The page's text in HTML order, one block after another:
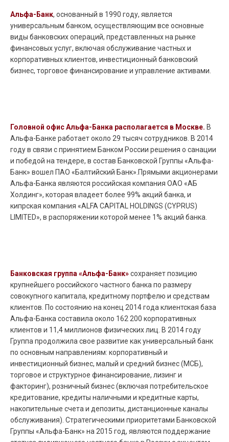
Альфа-Банк, основанный в 1990 году, является
универсальным банком, осуществляющим все основные
виды банковских операций, представленных на рынке
финансовых услуг, включая обслуживание частных и
корпоративных клиентов, инвестиционный банковский
бизнес, торговое финансирование и управление активами.
Головной офис Альфа-Банка располагается в Москве. В
Альфа-Банке работает около 29 тысяч сотрудников. В 2014
году в связи с принятием Банком России решения о санации
и победой на тендере, в состав Банковской Группы «Альфа-
Банк» вошел ПАО «Балтийский Банк».Прямыми акционерами
Альфа-Банка являются российская компания ОАО «АБ
Холдинг», которая владеет более 99% акций банка, и
кипрская компания «ALFA CAPITAL HOLDINGS (CYPRUS)
LIMITED», в распоряжении которой менее 1% акций банка.
Банковская группа «Альфа-Банк»сохраняет позицию
крупнейшего российского частного банка по размеру
совокупного капитала, кредитному портфелю и средствам
клиентов. По состоянию на конец 2014 года клиентская база
Альфа-Банка составила около 162 200 корпоративных
клиентов и 11,4 миллионов физических лиц. В 2014 году
Группа продолжила свое развитие как универсальный банк
по основным направлениям: корпоративный и
инвестиционный бизнес, малый и средний бизнес (МСБ),
торговое и структурное финансирование, лизинг и
факторинг), розничный бизнес (включая потребительское
кредитование, кредиты наличными и кредитные карты,
накопительные счета и депозиты, дистанционные каналы
обслуживания). Стратегическими приоритетами Банковской
Группы «Альфа-Банк» на 2015 год, являются поддержание